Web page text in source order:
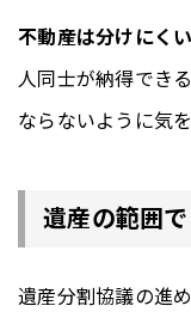
不動産は分けにく
人同士が納得でき
ならないように気
遺産の範囲
遺産分割協議の進